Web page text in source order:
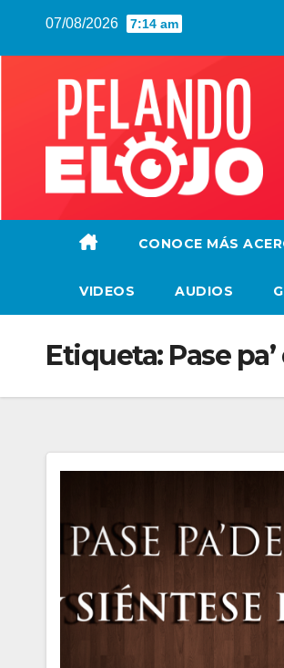
07/08/2026 7:14 am
CONOCE MÁS
VIDEOS AUDIOS
Etiqueta: Pase